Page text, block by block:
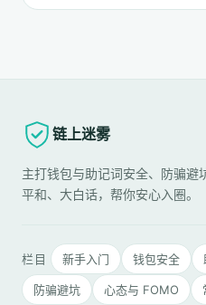
链上迷雾
主打钱包与助记词安全、防骗
平和、大白话，帮你安心入圈。
栏目 新手入门 钱包安全
防骗避坑 心态与 FOMO